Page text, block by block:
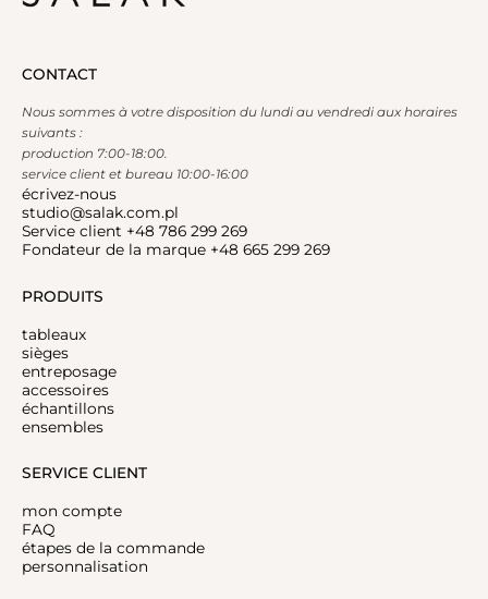
PRODUITS
tableaux
sièges
entreposage
accessoires
échantillons
ensembles
SERVICE CLIENT
mon compte
FAQ
étapes de la commande
personnalisation
CONTACT
Nous sommes à votre disposition du lundi au vendredi aux horaires
suivants :
production 7:00-18:00.
service client et bureau 10:00-16:00
écrivez-nous
studio@salak.com.pl
Service client +48 786 299 269
Fondateur de la marque +48 665 299 269